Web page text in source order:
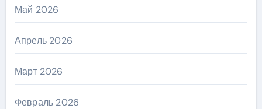
Май 2026
Апрель 2026
Март 2026
Февраль 2026